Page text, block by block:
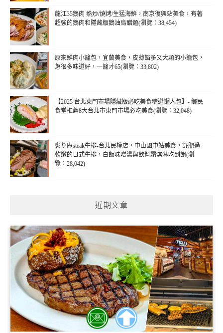
龍江35鵝肉 熱炒/燒烤/生猛海鮮，南京復興站美食，有著
超強的鵝肉和隱藏版鵝油烏醋麵(瀏覽：38,454)
原來鮮肉小籠包，宜蘭美食，皮薄餡多又大顆的小籠包，
蔥很多味道好，一籠才65(瀏覽：33,802)
【2025 台北東門市場隱藏版必吃美食精選懶人包】- 鄉民
食堂推薦8大台北市東門市場必吃美食(瀏覽：32,048)
炙り庵steak牛排-台北民權店，中山國中站美食，舒肥過
軟嫩的日式牛排，白飯味噌湯與飲料霜淇淋吃到飽(瀏
覽：28,042)
近期文章